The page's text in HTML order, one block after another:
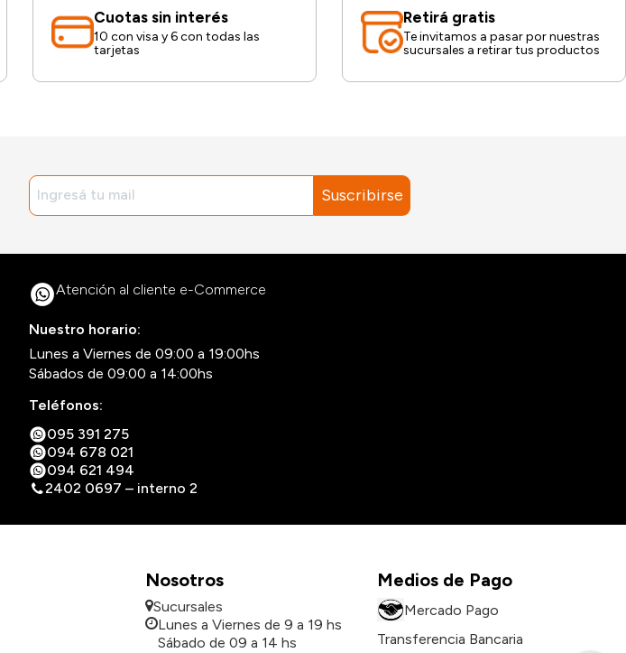
Cuotas sin interés
10 con visa y 6 con todas las
tarjetas
Retirá gratis
Te invitamos a pasar por nuestras
sucursales a retirar tus productos
Suscribirse
Atención al cliente e-Commerce
Nuestro horario:
Lunes a Viernes de 09:00 a 19:00hs
Sábados de 09:00 a 14:00hs
Teléfonos:
095 391 275
094 678 021
094 621 494
2402 0697 – interno 2
Nosotros
Sucursales
Lunes a Viernes de 9 a 19 hs
Sábado de 09 a 14 hs
Medios de Pago
Mercado Pago
Transferencia Bancaria